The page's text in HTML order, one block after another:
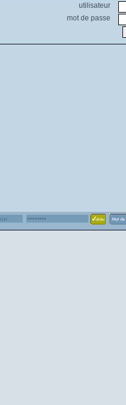
utilisateur
mot de passe